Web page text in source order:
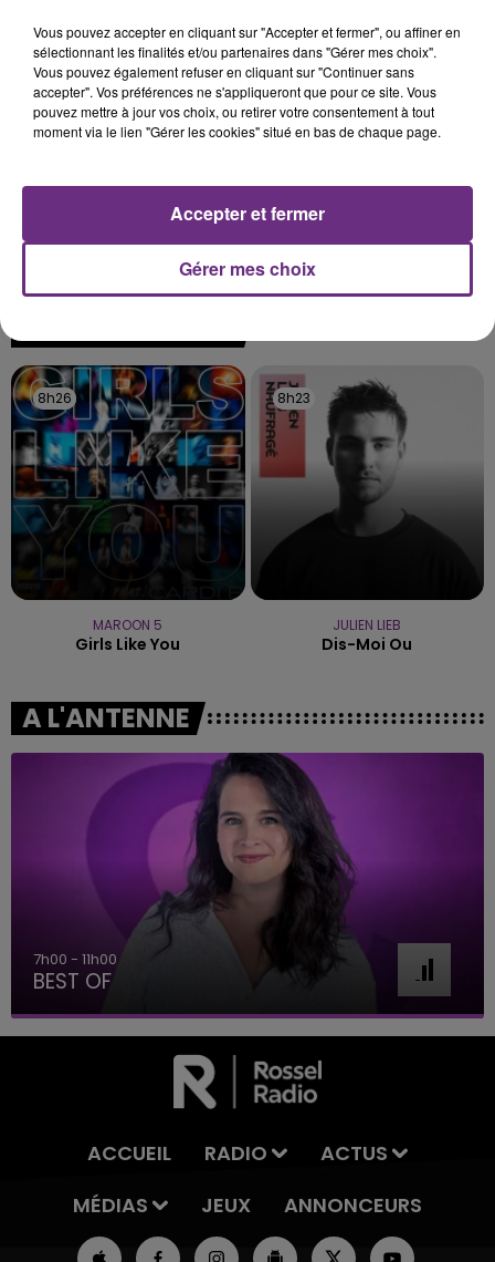
justifiée par la sécheresse intense qui est toujours
présente.
7 août 2026
LE MAGASIN JOUÉCLUB DE REIMS FERME
C'était l'une des institutions du centre-ville
8h26
8h26
MAROON 5
Girls Like You
8h23
8h23
JULIEN LIEB
Dis-Moi Ou
A L'ANTENNE
11h00 - 16h00
Le week-end Champagne FM
ACCUEIL RADIO
ACTUS
MÉDIAS
JEUX ANNONCEURS
Vous pouvez accepter en cliquant sur "Accepter et fermer", ou affiner en
sélectionnant les finalités et/ou partenaires dans "Gérer mes choix".
Vous pouvez également refuser en cliquant sur "Continuer sans
accepter". Vos préférences ne s'appliqueront que pour ce site. Vous
pouvez mettre à jour vos choix, ou retirer votre consentement à tout
moment via le lien "Gérer les cookies" situé en bas de chaque page.
Gérer mes choix
Accepter et fermer